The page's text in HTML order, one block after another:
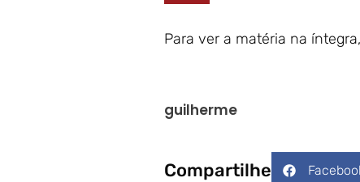
Para ver a matéria na íntegra,
guilherme
Compartilhe